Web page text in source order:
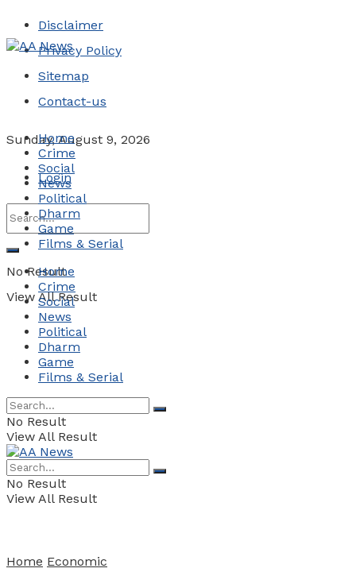
Disclaimer
Privacy Policy
Sitemap
Contact-us
Sunday, August 9, 2026
Login
No Result
View All Result
Home
Crime
Social
News
Political
Dharm
Game
Films & Serial
Home
Crime
Social
News
Political
Dharm
Game
Films & Serial
No Result
View All Result
No Result
View All Result
Home Economic